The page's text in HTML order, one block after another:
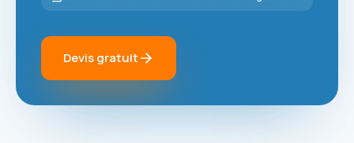
Devis gratuit